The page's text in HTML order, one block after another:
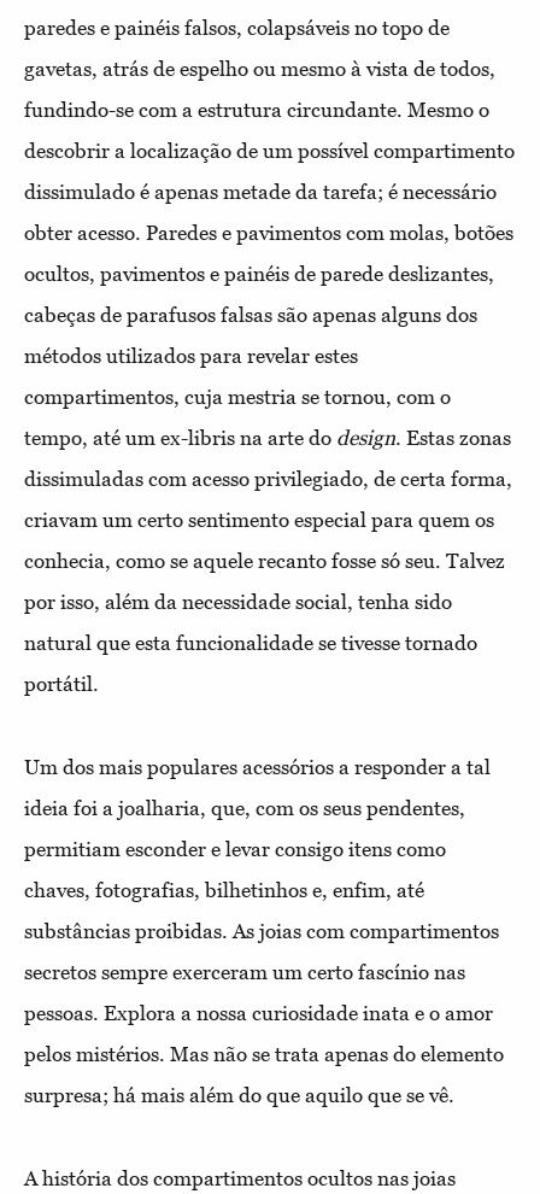
paredes e painéis falsos, colapsáveis no topo de
gavetas, atrás de espelho ou mesmo à vista de todos,
fundindo-se com a estrutura circundante. Mesmo o
descobrir a localização de um possível compartimento
dissimulado é apenas metade da tarefa; é necessário
obter acesso. Paredes e pavimentos com molas, botões
ocultos, pavimentos e painéis de parede deslizantes,
cabeças de parafusos falsas são apenas alguns dos
métodos utilizados para revelar estes
compartimentos, cuja mestria se tornou, com o
tempo, até um ex-libris na arte do design. Estas zonas
dissimuladas com acesso privilegiado, de certa forma,
criavam um certo sentimento especial para quem os
conhecia, como se aquele recanto fosse só seu. Talvez
por isso, além da necessidade social, tenha sido
natural que esta funcionalidade se tivesse tornado
portátil.
Um dos mais populares acessórios a responder a tal
ideia foi a joalharia, que, com os seus pendentes,
permitiam esconder e levar consigo itens como
chaves, fotografias, bilhetinhos e, enfim, até
substâncias proibidas. As joias com compartimentos
secretos sempre exerceram um certo fascínio nas
pessoas. Explora a nossa curiosidade inata e o amor
pelos mistérios. Mas não se trata apenas do elemento
surpresa; há mais além do que aquilo que se vê.
A história dos compartimentos ocultos nas joias